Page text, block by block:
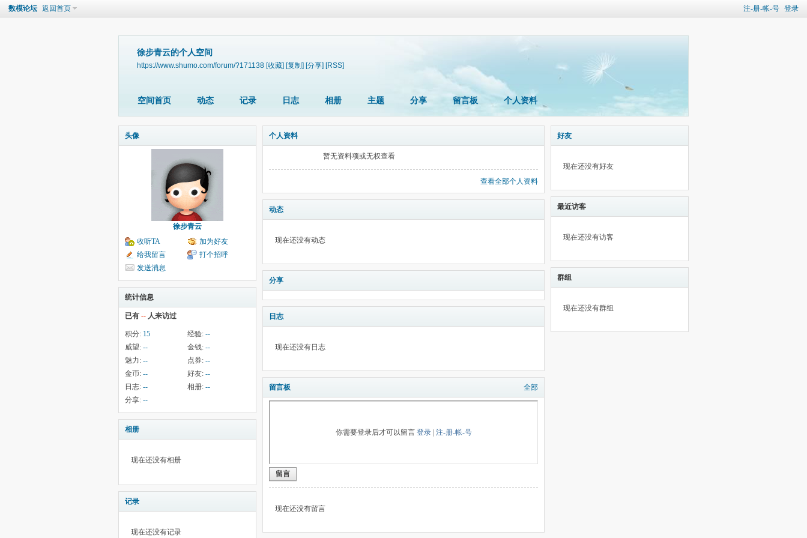
注-册-帐-号 登录
数模论坛 返回首页
徐步青云的个人空间
https://www.shumo.com/forum/?171138 [收藏] [复制] [分享] [RSS]
空间首页 动态 记录 日志 相册 主题 分享 留言板 个人资料
头像
徐步青云
收听TA
加为好友
给我留言
打个招呼
发送消息
统计信息
已有 -- 人来访过
积分: 15 经验: --
威望: -- 金钱: --
魅力: -- 点券: --
金币: -- 好友: --
日志: -- 相册: --
分享: --
相册
现在还没有相册
记录
现在还没有记录
个人资料
暂无资料项或无权查看
查看全部个人资料
动态
现在还没有动态
分享
日志
现在还没有日志
留言板 全部
你需要登录后才可以留言 登录| 注-册-帐-号
留言
现在还没有留言
好友
现在还没有好友
最近访客
现在还没有访客
群组
现在还没有群组